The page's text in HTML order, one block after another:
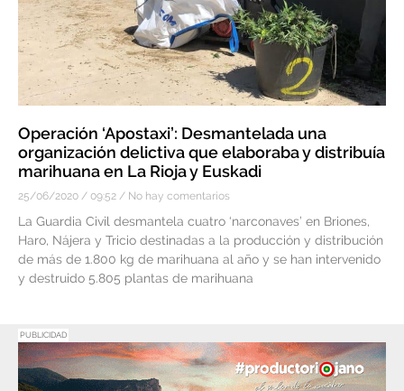
Operación ‘Apostaxi’: Desmantelada una
organización delictiva que elaboraba y distribuía
marihuana en La Rioja y Euskadi
25/06/2020 09:52 No hay comentarios
La Guardia Civil desmantela cuatro ‘narconaves’ en Briones,
Haro, Nájera y Tricio destinadas a la producción y distribución
de más de 1.800 kg de marihuana al año y se han intervenido
y destruido 5.805 plantas de marihuana
PUBLICIDAD